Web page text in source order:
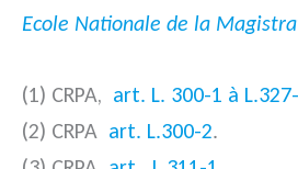
Ecole Nationale de la
(1) CRPA, art. L. 300-1 à
(2) CRPA art. L.300-2.